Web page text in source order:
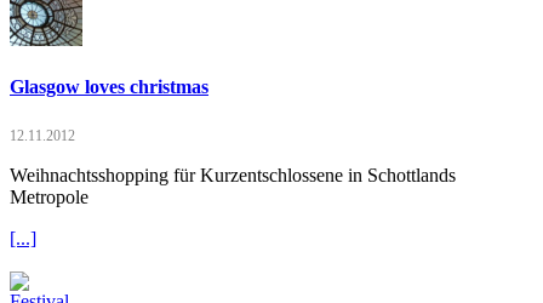
Glasgow loves christmas
12.11.2012
Weihnachtsshopping für Kurzentschlossene in Schottlands
Metropole
[...]